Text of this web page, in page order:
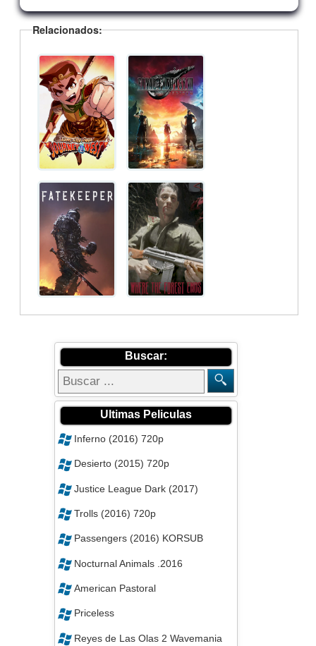
Relacionados:
Buscar:
Ultimas Peliculas
Inferno (2016) 720p
Desierto (2015) 720p
Justice League Dark (2017)
Trolls (2016) 720p
Passengers (2016) KORSUB
Nocturnal Animals .2016
American Pastoral
Priceless
Reyes de Las Olas 2 Wavemania